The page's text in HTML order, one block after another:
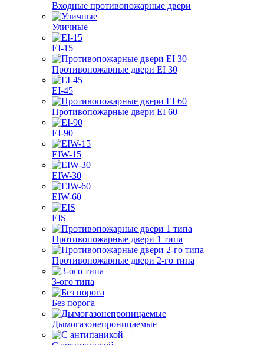
Входные противопожарные двери
Уличные
EI-15
Противопожарные двери EI 30
EI-45
Противопожарные двери EI 60
EI-90
EIW-15
EIW-30
EIW-60
EIS
Противопожарные двери 1 типа
Противопожарные двери 2-го типа
3-ого типа
Без порога
Дымогазонепроницаемые